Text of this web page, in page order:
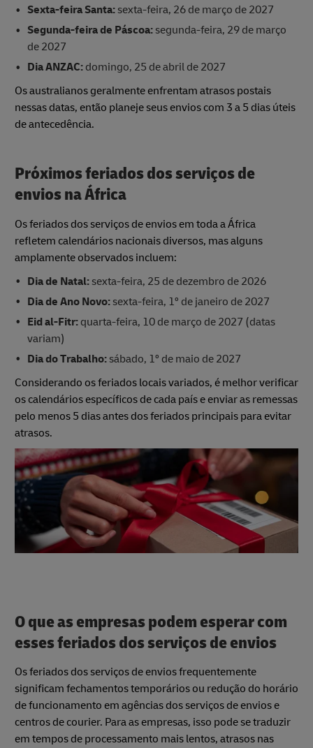
Sexta-feira Santa:sexta-feira, 26 de março de 2027
Segunda-feira de Páscoa:segunda-feira, 29 de março
de 2027
Dia ANZAC:domingo, 25 de abril de 2027
Os australianos geralmente enfrentam atrasos postais
nessas datas, então planeje seus envios com 3 a 5 dias úteis
de antecedência.
Próximos feriados dos serviços de
envios na África
Os feriados dos serviços de envios em toda a África
refletem calendários nacionais diversos, mas alguns
amplamente observados incluem:
Dia de Natal:sexta-feira, 25 de dezembro de 2026
Dia de Ano Novo:sexta-feira, 1º de janeiro de 2027
Eid al-Fitr:quarta-feira, 10 de março de 2027 (datas
variam)
Dia do Trabalho:sábado, 1º de maio de 2027
Considerando os feriados locais variados, é melhor verificar
os calendários específicos de cada país e enviar as remessas
pelo menos 5 dias antes dos feriados principais para evitar
atrasos.
O que as empresas podem esperar com
esses feriados dos serviços de envios
Os feriados dos serviços de envios frequentemente
significam fechamentos temporários ou redução do horário
de funcionamento em agências dos serviços de envios e
centros de courier. Para as empresas, isso pode se traduzir
em tempos de processamento mais lentos, atrasos nas